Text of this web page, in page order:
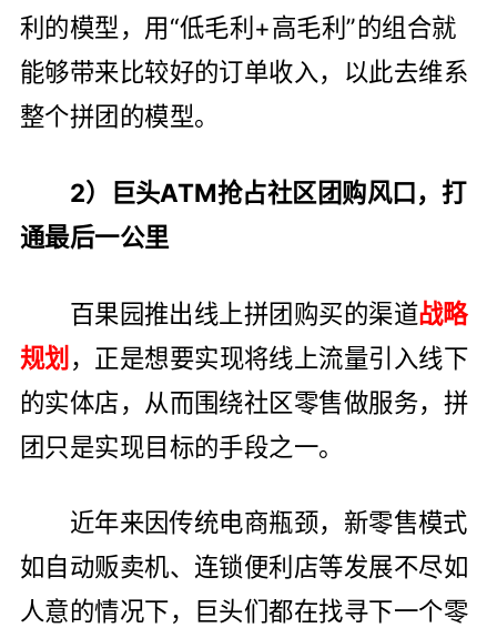
利的模型，用“低毛利+高毛利”的组合就
能够带来比较好的订单收入，以此去维系
整个拼团的模型。
2）巨头ATM抢占社区团购风口，打
通最后一公里
百果园推出线上拼团购买的渠道战略
规划 ，正是想要实现将线上流量引入线下
的实体店，从而围绕社区零售做服务，拼
团只是实现目标的手段之一。
近年来因传统电商瓶颈，新零售模式
如自动贩卖机、连锁便利店等发展不尽如
人意的情况下，巨头们都在找寻下一个零